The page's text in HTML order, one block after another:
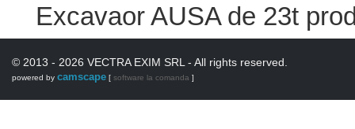
Excavaor AUSA de 23t
© 2013 - 2026 VECTRA EXIM SRL - All rights reserved.
powered by camscape [ software la comanda ]